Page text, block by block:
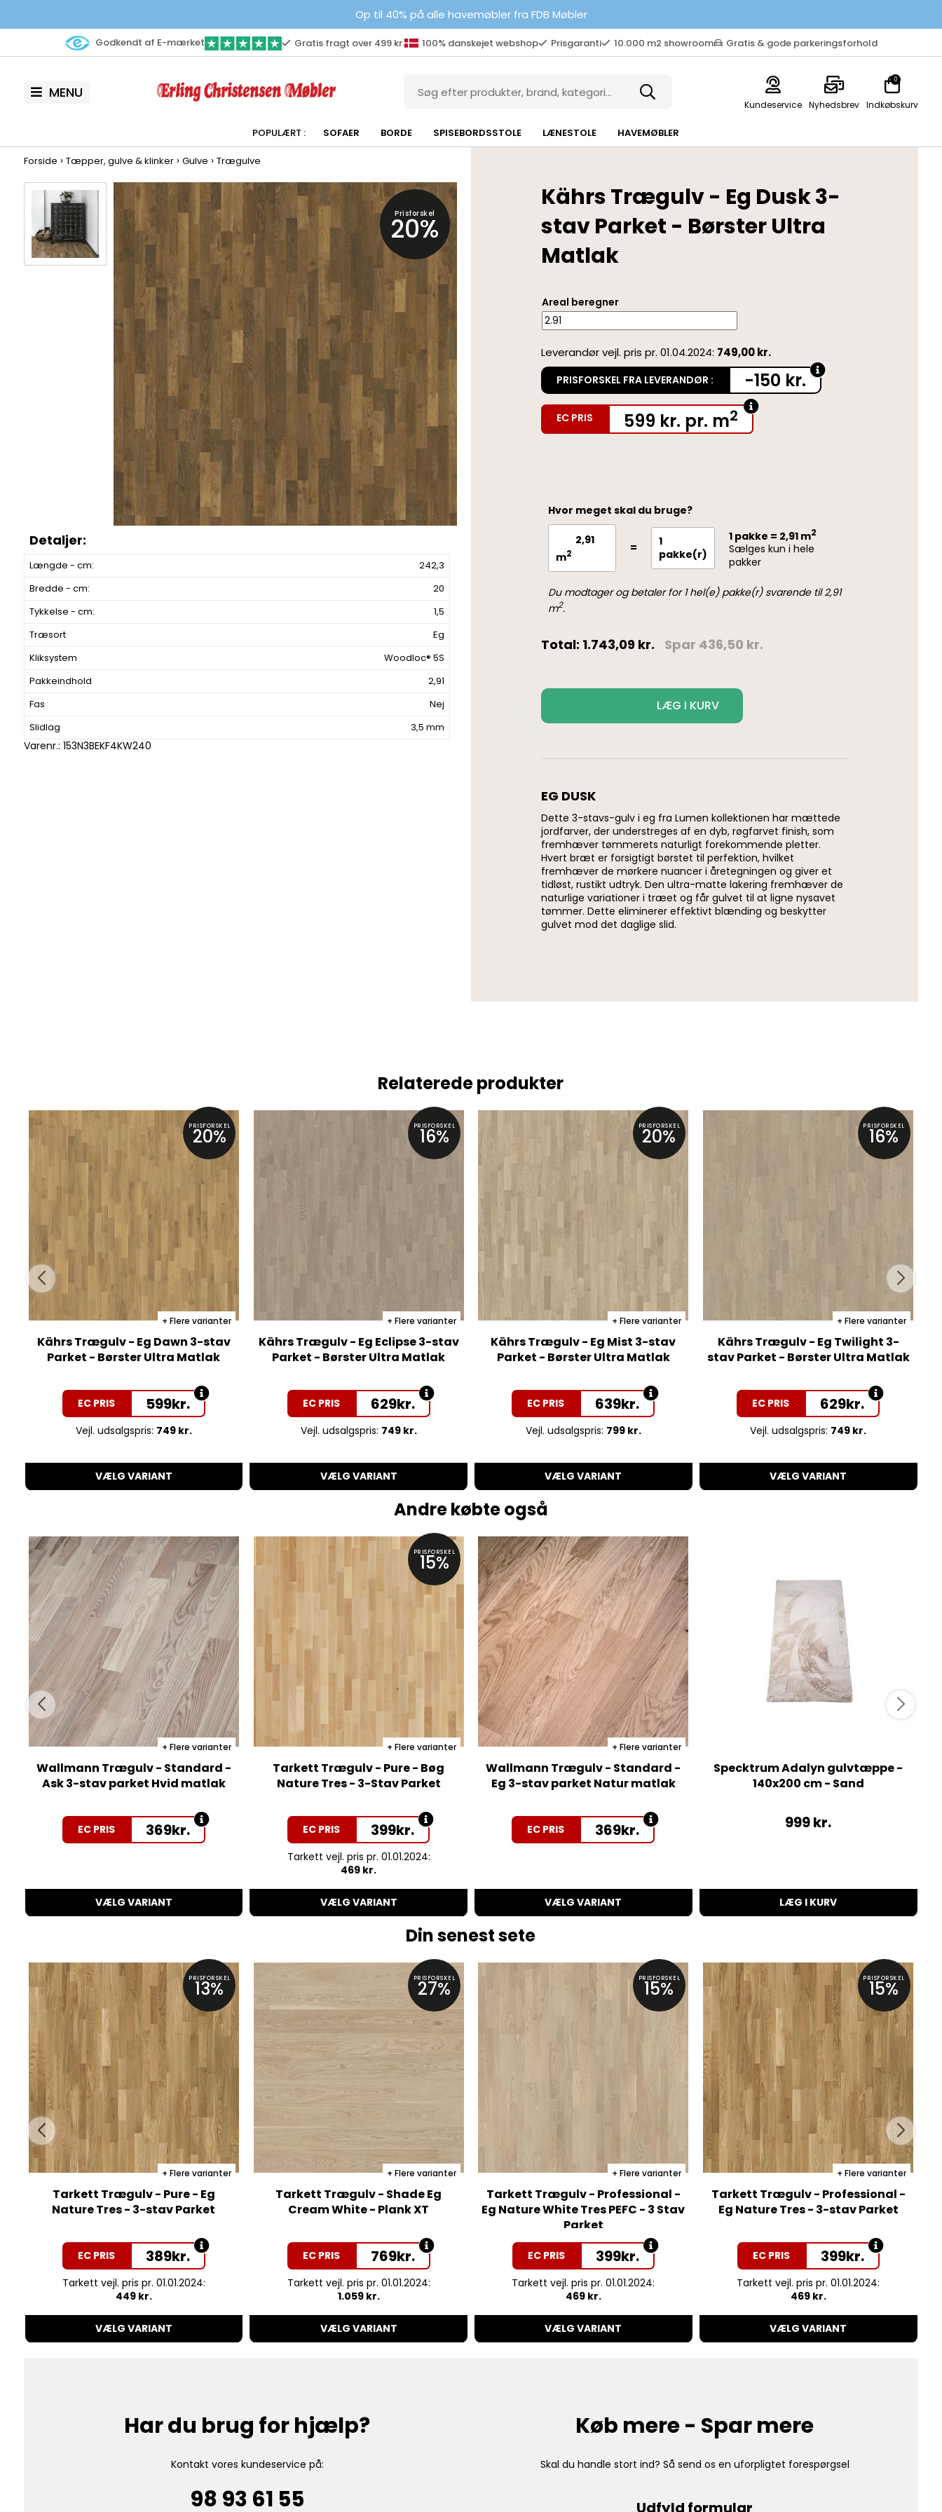
Op til 40% på alle havemøbler fra FDB Møbler
Godkendt af E-mærket Gratis fragt over 499 kr. 100% danskejet webshop Prisgaranti 10.000 m2 showroom Gratis & gode parkeringsforhold
MENU
Kundeservice Nyhedsbrev Indkøbskurv
0
SOFAER BORDE SPISEBORDSSTOLE LÆNESTOLE HAVEMØBLER
Forside › Tæpper, gulve & klinker› Gulve › Trægulve
Prisforskel
20%
Længde - cm:
242,3
Bredde - cm:
20
Tykkelse - cm:
1,5
Træsort
Eg
Kliksystem
Woodloc® 5S
Pakkeindhold
2,91
Fas
Nej
Slidlag
3,5 mm
Varenr.: 153N3BEKF4KW240
Kährs Trægulv - Eg Dusk 3-
stav Parket - Børster Ultra
Matlak
Areal beregner
Leverandør vejl. pris pr. 01.04.2024: 749,00 kr.
PRISFORSKEL FRA LEVERANDØR : -150 kr.
EC PRIS 599 kr. pr. m2
Hvor meget skal du bruge?
m2 =
1
pakke(r)
1 pakke = 2,91 m2
Sælges kun i hele
pakker
Du modtager og betaler for 1hel(e) pakke(r) svarende til2,91
m2.
Total: 1.743,09 kr. Spar 436,50 kr.
LÆG I KURV
EG DUSK
Dette 3-stavs-gulv i eg fra Lumen kollektionen har mættede
jordfarver, der understreges af en dyb, røgfarvet finish, som
fremhæver tømmerets naturligt forekommende pletter.
Hvert bræt er forsigtigt børstet til perfektion, hvilket
fremhæver de mørkere nuancer i åretegningen og giver et
tidløst, rustikt udtryk. Den ultra-matte lakering fremhæver de
naturlige variationer i træet og får gulvet til at ligne nysavet
tømmer. Dette eliminerer effektivt blænding og beskytter
gulvet mod det daglige slid.
Relaterede produkter
PRISFORSKEL
20%
Flere varianter
Kährs Trægulv - Eg Dawn 3-stav
Parket - Børster Ultra Matlak
EC PRIS 599kr.
Vejl. udsalgspris: 749 kr.
VÆLG VARIANT
PRISFORSKEL
16%
Flere varianter
Kährs Trægulv - Eg Eclipse 3-stav
Parket - Børster Ultra Matlak
EC PRIS 629kr.
Vejl. udsalgspris: 749 kr.
VÆLG VARIANT
PRISFORSKEL
20%
Flere varianter
Kährs Trægulv - Eg Mist 3-stav
Parket - Børster Ultra Matlak
EC PRIS 639kr.
Vejl. udsalgspris: 799 kr.
VÆLG VARIANT
PRISFORSKEL
16%
Flere varianter
Kährs Trægulv - Eg Twilight 3-
stav Parket - Børster Ultra Matlak
EC PRIS 629kr.
Vejl. udsalgspris: 749 kr.
VÆLG VARIANT
Andre købte også
Flere varianter
Wallmann Trægulv - Standard -
Ask 3-stav parket Hvid matlak
EC PRIS 369kr.
VÆLG VARIANT
PRISFORSKEL
15%
Flere varianter
Tarkett Trægulv - Pure - Bøg
Nature Tres - 3-Stav Parket
EC PRIS 399kr.
Tarkett vejl. pris pr. 01.01.2024:
469 kr.
VÆLG VARIANT
Flere varianter
Wallmann Trægulv - Standard -
Eg 3-stav parket Natur matlak
EC PRIS 369kr.
VÆLG VARIANT
Specktrum Adalyn gulvtæppe -
140x200 cm - Sand
999kr.
LÆG I KURV
Din senest sete
PRISFORSKEL
13%
Flere varianter
Tarkett Trægulv - Pure - Eg
Nature Tres - 3-stav Parket
EC PRIS 389kr.
Tarkett vejl. pris pr. 01.01.2024:
449 kr.
VÆLG VARIANT
PRISFORSKEL
27%
Flere varianter
Tarkett Trægulv - Shade Eg
Cream White - Plank XT
EC PRIS 769kr.
Tarkett vejl. pris pr. 01.01.2024:
1.059 kr.
VÆLG VARIANT
PRISFORSKEL
15%
Flere varianter
Tarkett Trægulv - Professional -
Eg Nature White Tres PEFC - 3 Stav
Parket
EC PRIS 399kr.
Tarkett vejl. pris pr. 01.01.2024:
469 kr.
VÆLG VARIANT
PRISFORSKEL
15%
Flere varianter
Tarkett Trægulv - Professional -
Eg Nature Tres - 3-stav Parket
EC PRIS 399kr.
Tarkett vejl. pris pr. 01.01.2024:
469 kr.
VÆLG VARIANT
Har du brug for hjælp?
Kontakt vores kundeservice på:
98 93 61 55
Køb mere - Spar mere
Skal du handle stort ind? Så send os en uforpligtet forespørgsel
Udfyld formular